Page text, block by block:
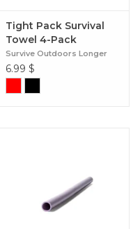
Tight Pack Survival
Towel 4-Pack
Survive Outdoors Longer
6.99 $